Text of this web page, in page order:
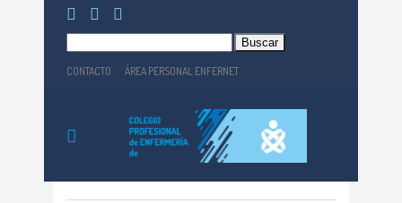
CONTACTO ÁREA PERSONAL ENFERNET